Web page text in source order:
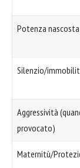
Potenza nascosta
Silenzio/
Aggressività
provocato)
Maternitù/